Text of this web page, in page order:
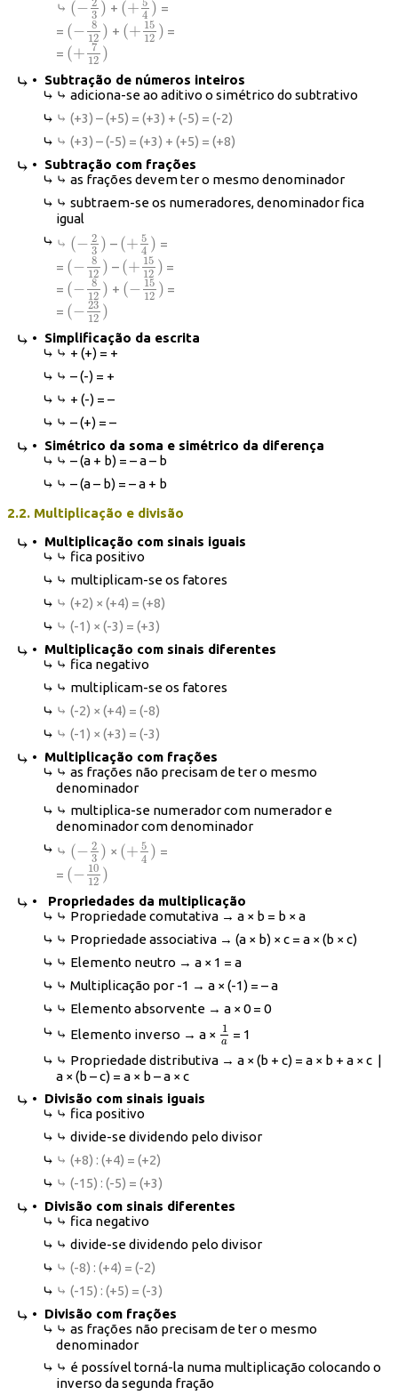
⤷ (− 2
3 )
( −23) + (+ 4 )
(+54)
=
= (− 8
12 )
( −812) + (+ 15
12 )
(+1512) =
= (+ 7
12 )
( +712)
• Subtração de números inteiros
⤷ adiciona-se ao aditivo o simétrico do subtrativo
⤷ (+3) – (+5) = (+3) + (-5) = (-2)
⤷ (+3) – (-5) = (+3) + (+5) = (+8)
• Subtração com frações
⤷ as frações devem ter o mesmo denominador
⤷ subtraem-se os numeradores, denominador fica
igual
⤷ (− 2
3 )
( −23) – (+ 5
4 )
(+54)
=
= (− 8
12 )
( −812) – (+ 15
12 )
(+1512) =
= (− 8
12 )
( −812) + (− 15
12 )
(−1512) =
= (− 23
12 )
( −2312)
• Simplificação da escrita
⤷ + (+) = +
⤷ – (-) = +
⤷ + (-) = –
⤷ – (+) = –
• Simétrico da soma e simétrico da diferença
⤷ – (a + b) = – a – b
⤷ – (a – b) = – a + b
2.2. Multiplicação e divisão
• Multiplicação com sinais iguais
⤷ fica positivo
⤷ multiplicam-se os fatores
⤷ (+2) × (+4) = (+8)
⤷ (-1) × (-3) = (+3)
• Multiplicação com sinais diferentes
⤷ fica negativo
⤷ multiplicam-se os fatores
⤷ (-2) × (+4) = (-8)
⤷ (-1) × (+3) = (-3)
• Multiplicação com frações
⤷ as frações não precisam de ter o mesmo
denominador
⤷ multiplica-se numerador com numerador e
denominador com denominador
⤷ (− 2
3 )
( −23) × (+ 5
4 )
(+54)
=
= (− 10
12 )
( −1012)
• Propriedades da multiplicação
⤷ Propriedade comutativa → a × b = b × a
⤷ Propriedade associativa → (a × b) × c = a × (b × c)
⤷ Elemento neutro → a × 1 = a
⤷ Multiplicação por -1 → a × (-1) = – a
⤷ Elemento absorvente → a × 0 = 0
⤷ Elemento inverso → a ×
1
a
1a = 1
⤷ Propriedade distributiva → a × (b + c) = a × b + a × c |
a × (b – c) = a × b – a × c
• Divisão com sinais iguais
⤷ fica positivo
⤷ divide-se dividendo pelo divisor
⤷ (+8) : (+4) = (+2)
⤷ (-15) : (-5) = (+3)
• Divisão com sinais diferentes
⤷ fica negativo
⤷ divide-se dividendo pelo divisor
⤷ (-8) : (+4) = (-2)
⤷ (-15) : (+5) = (-3)
• Divisão com frações
⤷ as frações não precisam de ter o mesmo
denominador
⤷ é possível torná-la numa multiplicação colocando o
inverso da segunda fração